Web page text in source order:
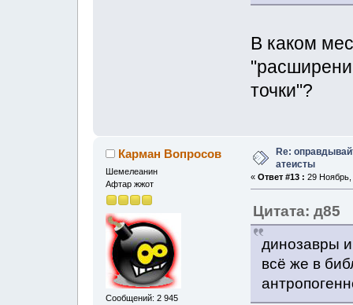
В каком
точки"?
Карман Вопросов
Шемелеанин
Афтар жжот
Сообщений: 2 945
Re:
атеисты
« Ответ #13 : 29 Ноябрь,
Цитата: д85
динозавры
всё же в